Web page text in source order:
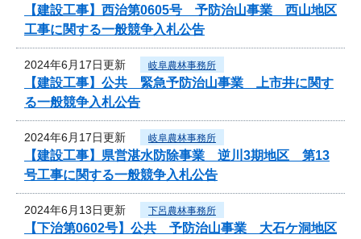
【建設工事】西治第0605号 予防治山事業 西山地区
工事に関する一般競争入札公告
2024年6月17日更新 岐阜農林事務所
【建設工事】公共 緊急予防治山事業 上市井に関す
る一般競争入札公告
2024年6月17日更新 岐阜農林事務所
【建設工事】県営湛水防除事業 逆川3期地区 第13
号工事に関する一般競争入札公告
2024年6月13日更新 下呂農林事務所
【下治第0602号】公共 予防治山事業 大石ケ洞地区